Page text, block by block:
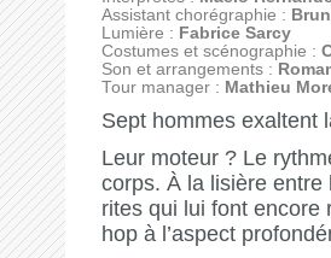
Assistant chorégraphie :
Lumière : Fabrice Sarcy
Costumes et scénographie :
Son et arrangements :
Tour manager : Mathieu
Sept hommes exaltent
Leur moteur ? Le
corps. À la lisière entre
rites qui lui font encore
hop à l’aspect